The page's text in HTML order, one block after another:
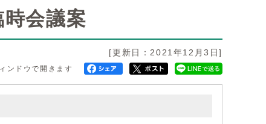
会議案
[更新日：2021年12月3日]
ンドウで開きます